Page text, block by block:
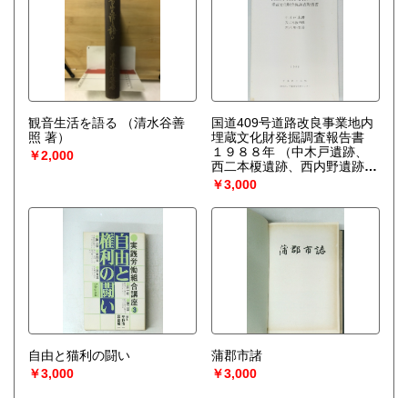
観音生活を語る
（清水谷善
照 著）
￥2,000
国道409号道路改良事業地内
埋蔵文化財発掘調査報告書
１９８８年
（中木戸遺跡、
西二本榎遺跡、西内野遺跡
）
￥3,000
自由と猫利の闘い
￥3,000
蒲郡市諸
￥3,000